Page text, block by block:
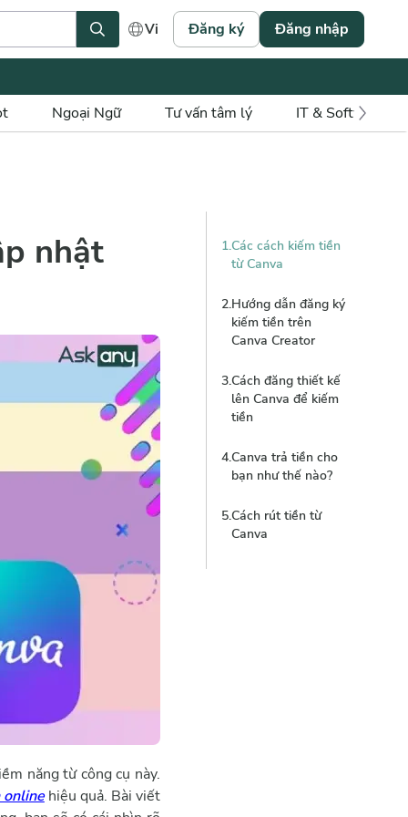
Vi Đăng ký Đăng nhập
Ngoại Ngữ Tư vấn tâm lý IT & Software
nhật
năng từ công cụ này.
online hiệu quả. Bài viết
1.Các cách kiếm tiền
từ Canva
1.Bán template
Canva trên Etsy
ebook hướng dẫn
sử dụng Canva
Marketing cho
Canva Pro
4.Làm video
YouTube hướng
2.Hướng dẫn đăng ký
kiếm tiền trên
Canva Creator
3.Cách đăng thiết kế
lên Canva để kiếm
tiền
4.Canva trả tiền cho
bạn như thế nào?
5.Cách rút tiền từ
Canva